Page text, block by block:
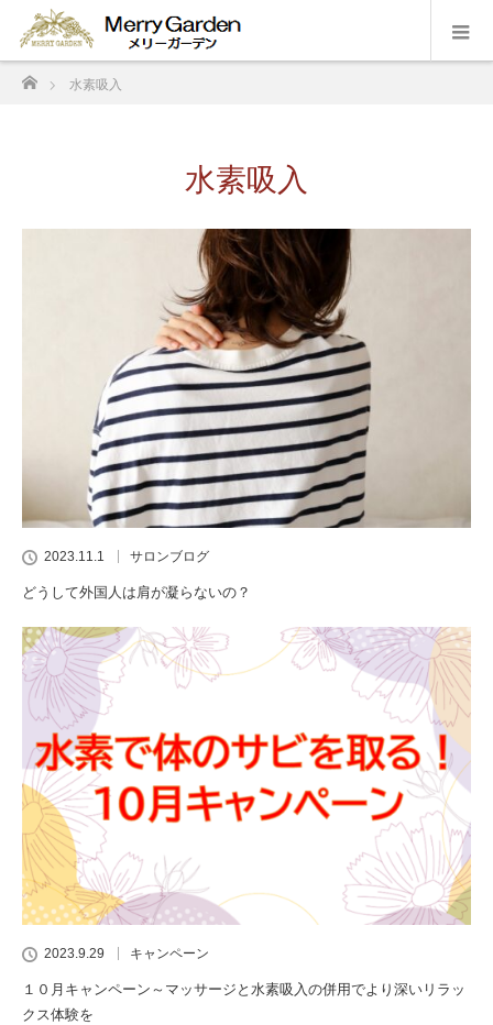
ホーム
水素吸入
水素吸入
2023.11.1 サロンブログ
どうして外国人は肩が凝らないの？
2023.9.29 キャンペーン
１０月キャンペーン～マッサージと水素吸入の併用でより深いリラッ
クス体験を